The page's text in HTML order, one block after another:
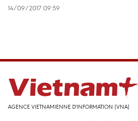
14/09/2017 09:59
AGENCE VIETNAMIENNE D'INFORMATION (VNA)